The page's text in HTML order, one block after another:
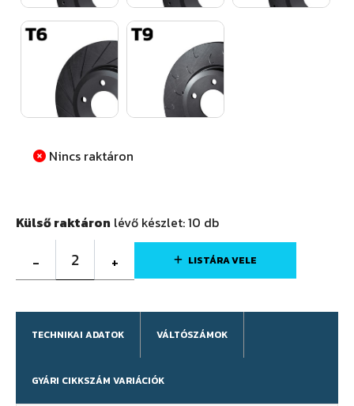
Nincs raktáron
Külső raktáron lévő készlet:10 db
- 2 + LISTÁRA VELE
TECHNIKAI ADATOK VÁLTÓSZÁMOK
GYÁRI CIKKSZÁM VARIÁCIÓK